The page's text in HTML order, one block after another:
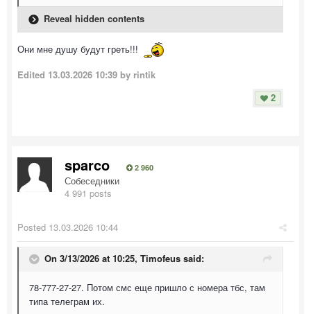
Reveal hidden contents
Они мне душу будут греть!!!
Edited 13.03.2026 10:39 by rintik
2
sparco 2 960
Собеседники
4 991 posts
Posted 13.03.2026 10:44
On 3/13/2026 at 10:25, Timofeus said:
78-777-27-27. Потом смс еще пришло с номера тбс, там
типа телеграм их.